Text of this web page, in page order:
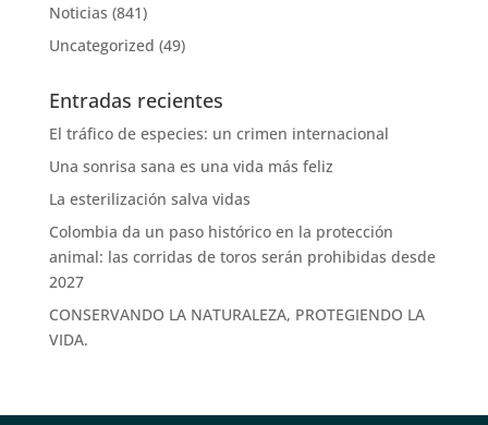
Noticias (841)
Uncategorized (49)
Entradas recientes
El tráfico de especies: un crimen internacional
Una sonrisa sana es una vida más feliz
La esterilización salva vidas
Colombia da un paso histórico en la protección
animal: las corridas de toros serán prohibidas desde
2027
CONSERVANDO LA NATURALEZA, PROTEGIENDO LA
VIDA.